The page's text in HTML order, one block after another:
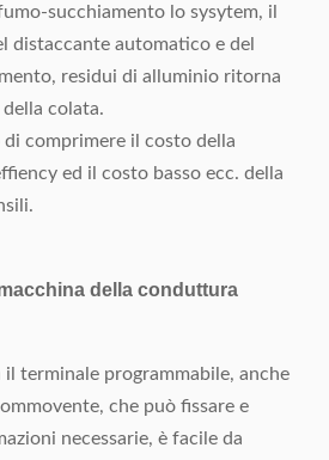
7.5kw
22.6MPa
succhiamento lo sysytem, il
distaccante automatico e del
residui di alluminio ritorna
colata.
comprimere il costo della
ed il costo basso ecc. della
della conduttura
il terminale programmabile, anche
che può fissare e
necessarie, è facile da